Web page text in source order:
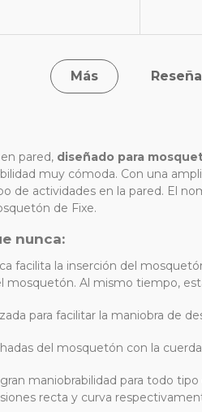
Más
pared, diseñado para
muy cómoda. Con una
de actividades en la pared. El
de Fixe.
nunca:
facilita la inserción del
mosquetón. Al mismo tiempo,
para facilitar la maniobra de
del mosquetón con la
maniobrabilidad para todo
recta y curva